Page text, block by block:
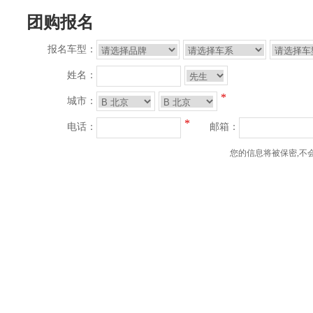
团购报名
报名车型：
姓名：
城市： *
电话： * 邮箱：
您的信息将被保密,不